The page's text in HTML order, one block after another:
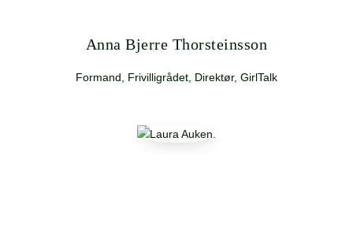
Anna Bjerre Thorsteinsson
Formand, Frivilligrådet, Direktør, GirlTalk